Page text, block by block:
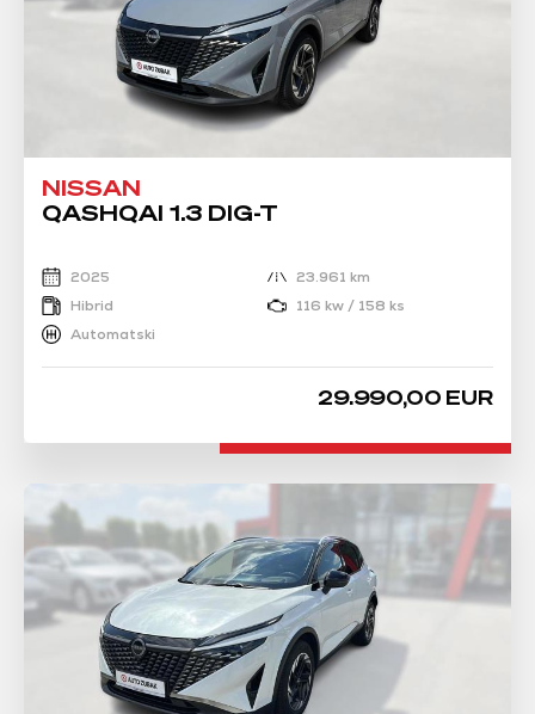
NISSAN
QASHQAI 1.3 DIG-T
2025
23.961 km
Hibrid
116 kw / 158 ks
Automatski
29.990,00 EUR